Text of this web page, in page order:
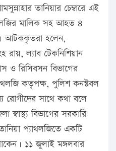
তানিয়ার চেম্বারে এই
মালিক সহ আহত ৪
আটককৃতরা হলেন,
রায়, ল্যাব টেকনিশিয়ান
ও রিসিবসন বিভাগের
কতৃপক্ষ, পুলিশ কনস্টবল
রোগীদের সাথে কথা বলে
বিভাগের সরকারি
প্যাথলজিতে একটি
১১ জুলাই মঙ্গলবার